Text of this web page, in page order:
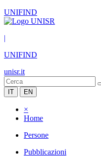
UNIFIND
|
UNIFIND
unisr.it
IT EN
×
Home
Persone
Pubblicazioni